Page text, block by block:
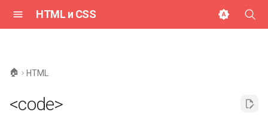
HTML и CSS
ц
🏠 HTML
<code>